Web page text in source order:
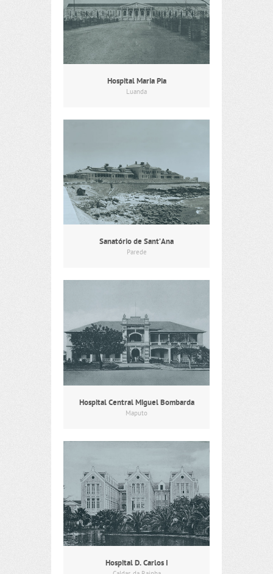
Hospital Maria Pia
Luanda
Sanatório de Sant’Ana
Parede
Hospital Central Miguel Bombarda
Maputo
Hospital D. Carlos I